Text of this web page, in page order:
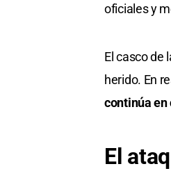
oficiales y
El casco de
herido. En
continúa en
El